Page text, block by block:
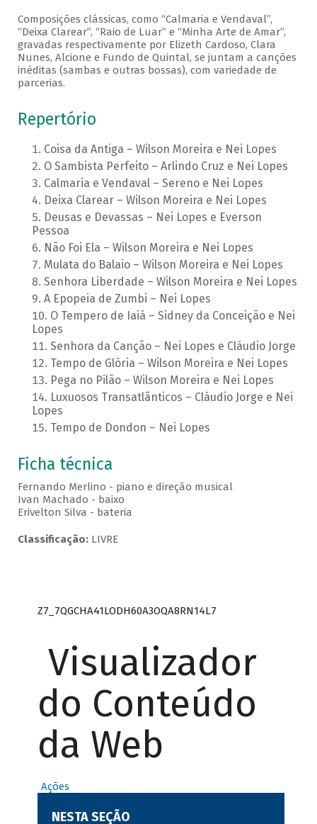
Composições clássicas, como “Calmaria e Vendaval”,
“Deixa Clarear”, “Raio de Luar” e “Minha Arte de Amar”,
gravadas respectivamente por Elizeth Cardoso, Clara
Nunes, Alcione e Fundo de Quintal, se juntam a canções
inéditas (sambas e outras bossas), com variedade de
parcerias.
Repertório
Coisa da Antiga – Wilson Moreira e Nei Lopes
O Sambista Perfeito – Arlindo Cruz e Nei Lopes
Calmaria e Vendaval – Sereno e Nei Lopes
Deixa Clarear – Wilson Moreira e Nei Lopes
Deusas e Devassas – Nei Lopes e Everson
Pessoa
Não Foi Ela – Wilson Moreira e Nei Lopes
Mulata do Balaio – Wilson Moreira e Nei Lopes
Senhora Liberdade – Wilson Moreira e Nei Lopes
A Epopeia de Zumbi – Nei Lopes
O Tempero de Iaiá – Sidney da Conceição e Nei
Lopes
Senhora da Canção – Nei Lopes e Cláudio Jorge
Tempo de Glória – Wilson Moreira e Nei Lopes
Pega no Pilão – Wilson Moreira e Nei Lopes
Luxuosos Transatlânticos – Cláudio Jorge e Nei
Lopes
Tempo de Dondon – Nei Lopes
Ficha técnica
Fernando Merlino - piano e direção musical
Ivan Machado - baixo
Erivelton Silva - bateria
Classificação:LIVRE
Z7_7QGCHA41LODH60A3OQA8RN14L7
Visualizador
do Conteúdo
da Web
Ações
NESTA SEÇÃO